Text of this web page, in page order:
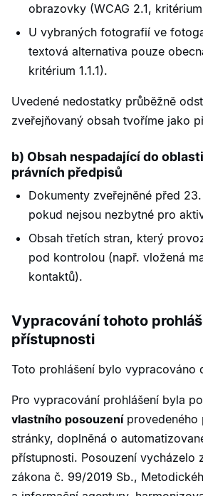
obrazovky (WCAG 2.1, kritérium
U vybraných fotografií ve
textová alternativa pouze
kritérium 1.1.1).
Uvedené nedostatky průběžně
zveřejňovaný obsah tvoříme jako
b) Obsah nespadající do
právních předpisů
Dokumenty zveřejněné před
pokud nejsou nezbytné pro
Obsah třetích stran, který
pod kontrolou (např. vložená
kontaktů).
Vypracování tohoto
přístupnosti
Toto prohlášení bylo vypracováno
Pro vypracování prohlášení byla
vlastního posouzeníprovedeného
stránky, doplněná o
přístupnosti. Posouzení vycházelo
zákona č. 99/2019 Sb.,